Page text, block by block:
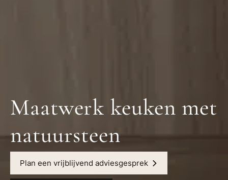
Maatwerk keuken met
natuursteen
Plan een vrijblijvend adviesgesprek